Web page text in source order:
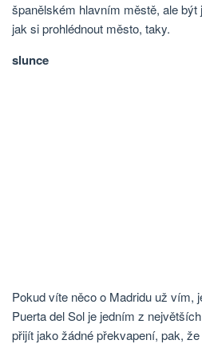
španělském hlavním městě, ale být
jak si prohlédnout město, taky.
slunce
Pokud víte něco o Madridu už vím,
Puerta del Sol je jedním z
přijít jako žádné překvapení, pak,